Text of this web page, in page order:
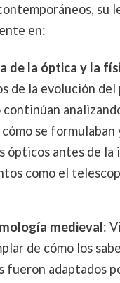
su
en:
de la óptica y la
de la evolución
se formulaban
ópticos antes de la
como el
medieval:
de cómo los
fueron adaptados